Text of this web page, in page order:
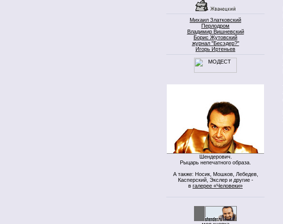
Михаил Златковский
Перлодром
Владимир Вишневский
Борис Жутовский
журнал "Бесэдер?"
Игорь Иртеньев
Шендерович.
Рыцарь непечатного образа.
А также: Носик, Мошков, Лебедев,
Касперский, Экслер и другие -
в галерее «Человеки»